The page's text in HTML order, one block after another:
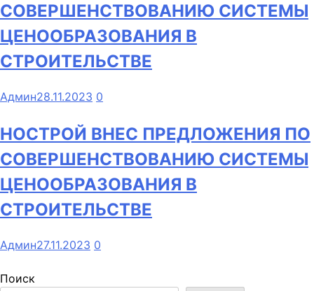
СОВЕРШЕНСТВОВАНИЮ СИСТЕМЫ
ЦЕНООБРАЗОВАНИЯ В
СТРОИТЕЛЬСТВЕ
Админ28.11.2023 0
НОСТРОЙ ВНЕС ПРЕДЛОЖЕНИЯ ПО
СОВЕРШЕНСТВОВАНИЮ СИСТЕМЫ
ЦЕНООБРАЗОВАНИЯ В
СТРОИТЕЛЬСТВЕ
Админ27.11.2023 0
Поиск